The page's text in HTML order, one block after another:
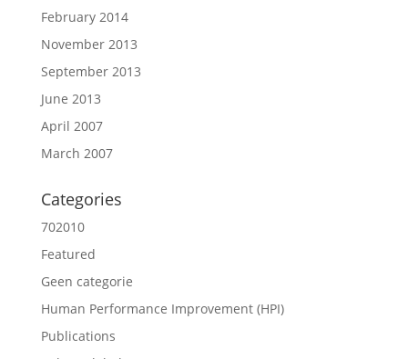
February 2014
November 2013
September 2013
June 2013
April 2007
March 2007
Categories
702010
Featured
Geen categorie
Human Performance Improvement (HPI)
Publications